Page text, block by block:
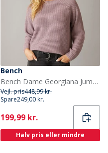
Bench
Bench Dame Georgiana Jumper Hyldebær
Vejl. pris448,99 kr.
Spare249,00 kr.
Current
199,99 kr.
Halv pris eller mindre